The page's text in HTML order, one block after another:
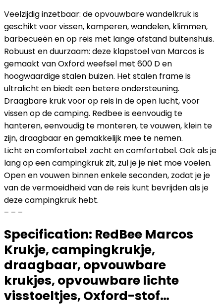
Veelzijdig inzetbaar: de opvouwbare wandelkruk is
geschikt voor vissen, kamperen, wandelen, klimmen,
barbecueën en op reis met lange afstand buitenshuis.
Robuust en duurzaam: deze klapstoel van Marcos is
gemaakt van Oxford weefsel met 600 D en
hoogwaardige stalen buizen. Het stalen frame is
ultralicht en biedt een betere ondersteuning.
Draagbare kruk voor op reis in de open lucht, voor
vissen op de camping. Redbee is eenvoudig te
hanteren, eenvoudig te monteren, te vouwen, klein te
zijn, draagbaar en gemakkelijk mee te nemen.
Licht en comfortabel: zacht en comfortabel. Ook als je
lang op een campingkruk zit, zul je je niet moe voelen.
Open en vouwen binnen enkele seconden, zodat je je
van de vermoeidheid van de reis kunt bevrijden als je
deze campingkruk hebt.
– – –
Specification: RedBee Marcos
Krukje, campingkrukje,
draagbaar, opvouwbare
krukjes, opvouwbare lichte
visstoeltjes, Oxford-stof…